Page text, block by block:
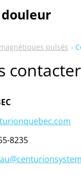
pulsés
contacter
bec.com
8235